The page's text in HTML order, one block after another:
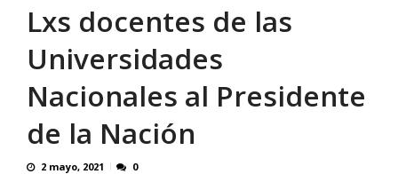
Lxs docentes de las
Universidades
Nacionales al Presidente
de la Nación
2 mayo, 2021 0